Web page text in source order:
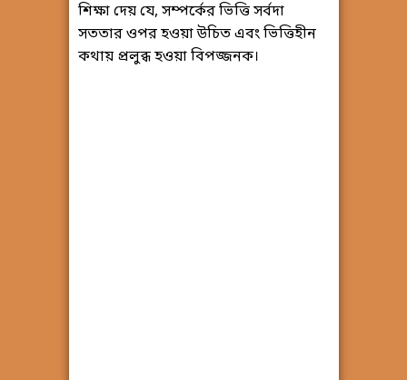
শিক্ষা দেয় যে, সম্পর্কের ভিত্তি সর্বদা
সততার ওপর হওয়া উচিত এবং ভিত্তিহীন
কথায় প্রলুব্ধ হওয়া বিপজ্জনক।